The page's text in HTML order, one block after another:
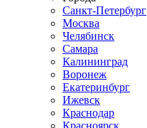
Санкт-Петербург
Москва
Челябинск
Самара
Калининград
Воронеж
Екатеринбург
Ижевск
Краснодар
Красноярск